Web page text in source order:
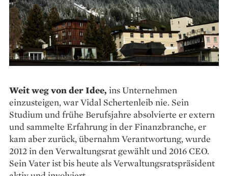
Weit weg von der Idee, ins Unternehmen
einzusteigen, war Vidal Schertenleib nie. Sein
Studium und frühe Berufsjahre absolvierte er extern
und sammelte Erfahrung in der ­Finanzbranche, er
kam aber zurück, übernahm Verantwortung, wurde
2012 in den Verwaltungsrat gewählt und 2016 CEO.
Sein Vater ist bis heute als Verwaltungsratspräsident